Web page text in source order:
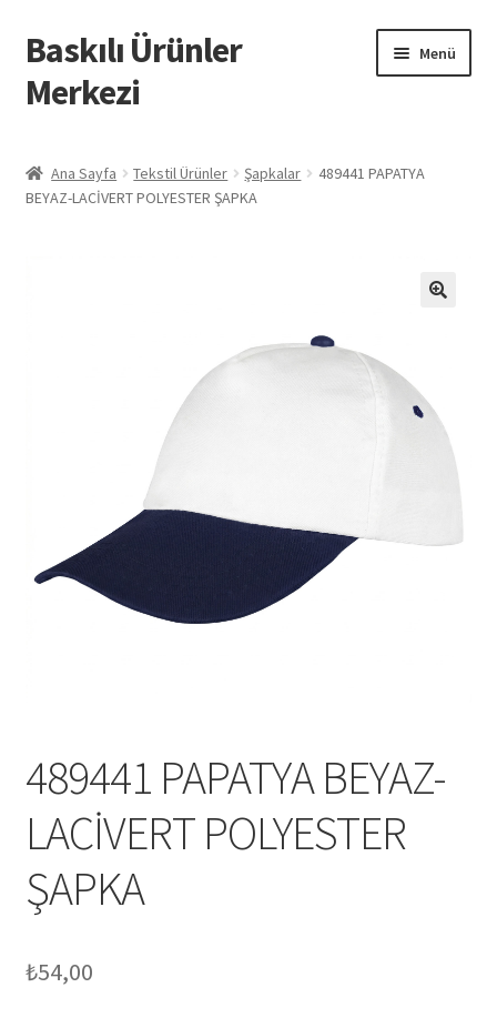
Dolaşıma
geç
İçeriğe
geç
Baskılı Ürünler
Merkezi
Menü
Baskılı Ürünler
İPTAL VE İADE KOŞULLARI
İptal ve İade Politikası
Mesafeli Satış Sözleşmesi
Mesafeli Satış Sözleşmesi
Ana Sayfa Tekstil Ürünler Şapkalar
489441 PAPATYA
BEYAZ-LACİVERT POLYESTER ŞAPKA
489441 PAPATYA BEYAZ-
LACİVERT POLYESTER
ŞAPKA
₺54,00